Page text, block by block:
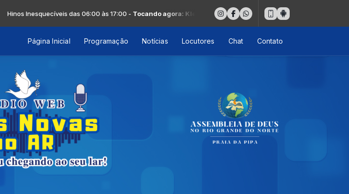
Hinos Inesquecíveis das 06:00 às 17:00 -Tocando agora: Kleber Lucas(vv)-segura na mao de Deus
Página Inicial Programação Notícias Locutores Chat Contato